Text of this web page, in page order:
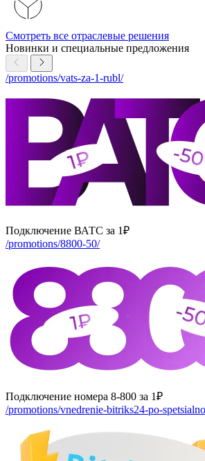
Смотреть все отраслевые решения
Новинки и специальные предложения
/promotions/vats-za-1-rubl/
Подключение ВАТС за 1₽
/promotions/8800-50/
Подключение номера 8-800 за 1₽
/promotions/vnedrenie-bitriks24-po-